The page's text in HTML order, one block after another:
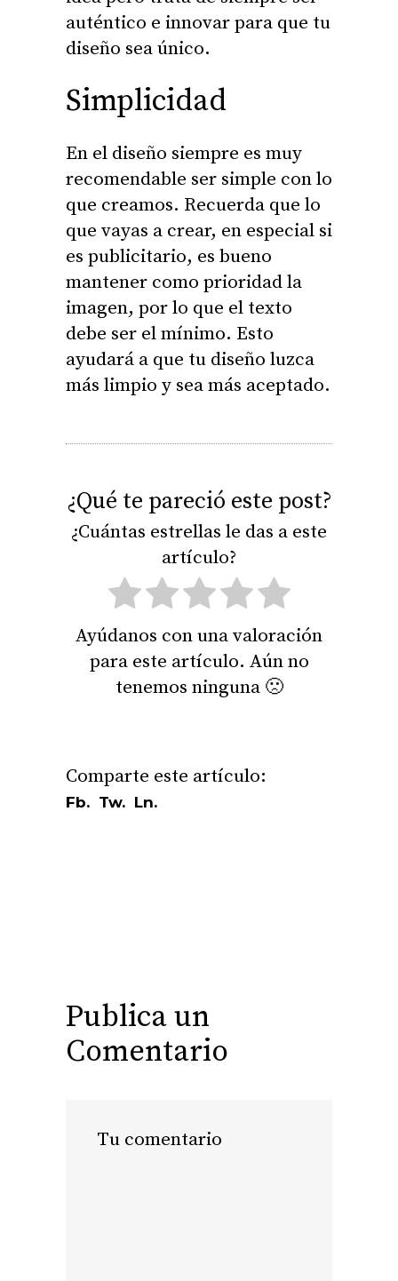
auténtico e innovar para que tu
diseño sea único.
Simplicidad
En el diseño siempre es muy
recomendable ser simple con lo
que creamos. Recuerda que lo
que vayas a crear, en especial si
es publicitario, es bueno
mantener como prioridad la
imagen, por lo que el texto
debe ser el mínimo. Esto
ayudará a que tu diseño luzca
más limpio y sea más aceptado.
¿Qué te pareció este post?
¿Cuántas estrellas le das a este
artículo?
Ayúdanos con una valoración
para este artículo. Aún no
tenemos ninguna 🙁
Fb. Tw. Ln.
Publica un
Comentario